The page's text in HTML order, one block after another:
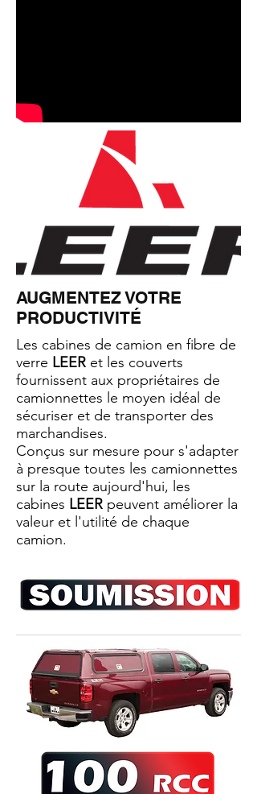
AUGMENTEZ VOTRE
PRODUCTIVITÉ
Les cabines de camion en fibre de
verre LEER et les couverts
fournissent aux propriétaires de
camionnettes le moyen idéal de
sécuriser et de transporter des
marchandises.
Conçus sur mesure pour s'adapter
à presque toutes les camionnettes
sur la route aujourd'hui, les
cabines LEER peuvent améliorer la
valeur et l'utilité de chaque
camion.